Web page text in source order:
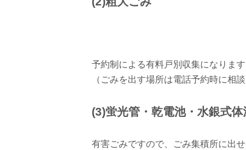
予約制による有料戸別収集になりま
（ごみを出す場所は電話予約時に相
(3)蛍光管・乾電池・水銀式
有害ごみですので、ごみ集積所に出